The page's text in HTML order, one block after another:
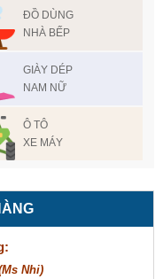
ĐỒ DÙNG
NHÀ BẾP
GIÀY DÉP
NAM NỮ
Ô TÔ
XE MÁY
Nhi)